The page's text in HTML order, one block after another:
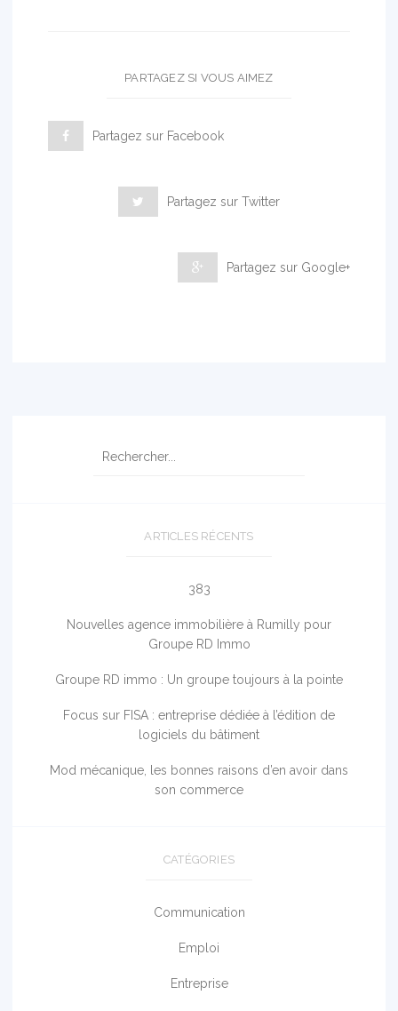
PARTAGEZ SI VOUS AIMEZ
Partagez sur Facebook
Partagez sur Twitter
Partagez sur Google+
ARTICLES RÉCENTS
383
Nouvelles agence immobilière à Rumilly pour
Groupe RD Immo
Groupe RD immo : Un groupe toujours à la pointe
Focus sur FISA : entreprise dédiée à l’édition de
logiciels du bâtiment
Mod mécanique, les bonnes raisons d’en avoir dans
son commerce
CATÉGORIES
Communication
Emploi
Entreprise